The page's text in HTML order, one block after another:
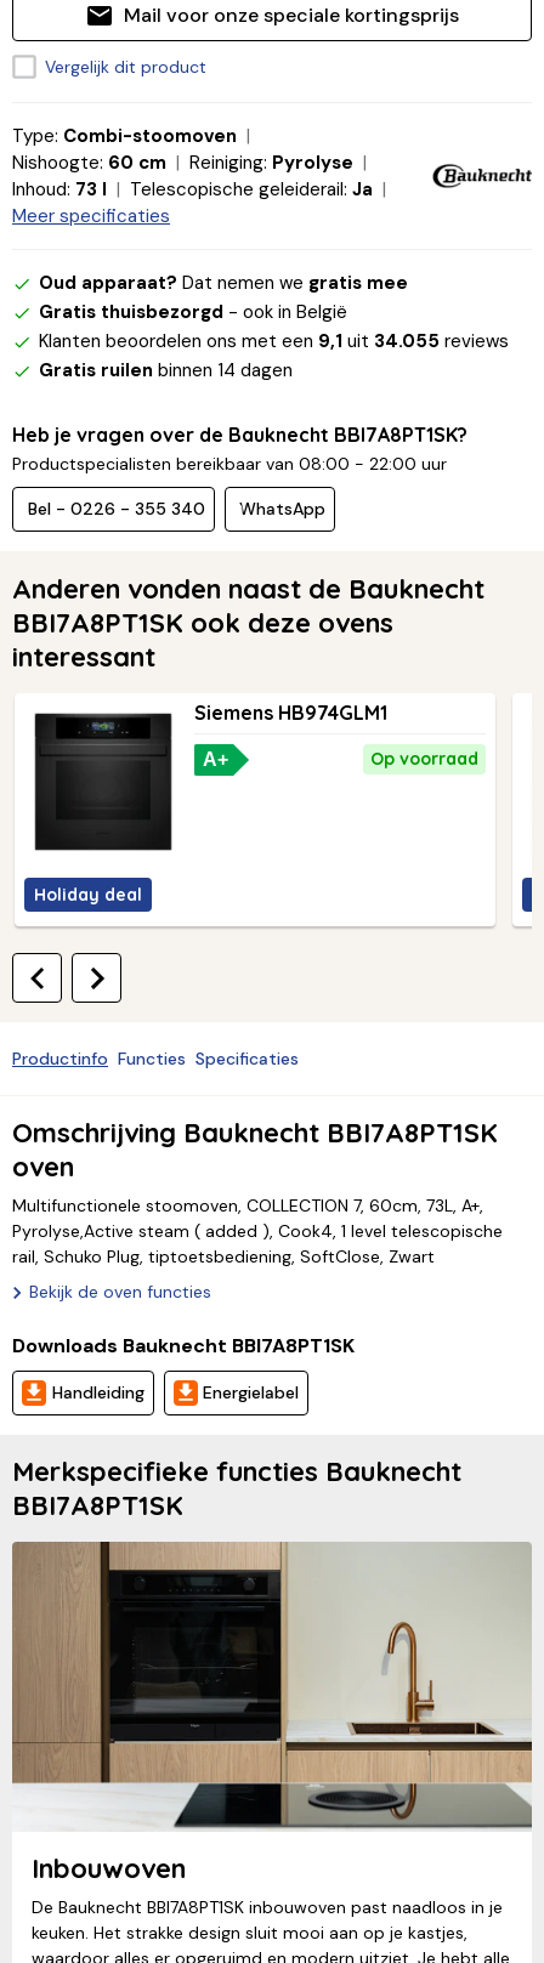
Mail voor onze speciale kortingsprijs
Vergelijk dit product
Type: Combi-stoomoven
Nishoogte: 60 cm Reiniging: Pyrolyse
Inhoud: 73 l Telescopische geleiderail: Ja
Meer specificaties
Oud apparaat? Dat nemen we gratis mee
Gratis thuisbezorgd - ook in België
Klanten beoordelen ons met een 9,1 uit 34.055 reviews
Gratis ruilen binnen 14 dagen
Heb je vragen over de Bauknecht BBI7A8PT1SK?
Productspecialisten bereikbaar van 08:00 - 22:00 uur
Bel - 0226 - 355 340 WhatsApp
Anderen vonden naast de Bauknecht
BBI7A8PT1SK ook deze ovens
interessant
Holiday deal
Siemens HB974GLM1
A+ Op voorraad
Productinfo Functies Specificaties
Omschrijving Bauknecht BBI7A8PT1SK
oven
Multifunctionele stoomoven, COLLECTION 7, 60cm, 73L, A+,
Pyrolyse,Active steam ( added ), Cook4, 1 level telescopische
rail, Schuko Plug, tiptoetsbediening, SoftClose, Zwart
Bekijk de oven functies
Downloads Bauknecht BBI7A8PT1SK
Handleiding Energielabel
Merkspecifieke functies Bauknecht
BBI7A8PT1SK
Inbouwoven
De Bauknecht BBI7A8PT1SK inbouwoven past naadloos in je
keuken. Het strakke design sluit mooi aan op je kastjes,
waardoor alles er opgeruimd en modern uitziet. Je hebt alle